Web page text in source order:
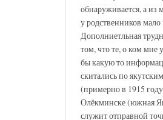
обнаруживается, а
у родственников мало
Дополниетльная
том, что те, о ком мне
бы какую то
скитались по
(примерно в 1915
Олёкминске (южная
служит отправной